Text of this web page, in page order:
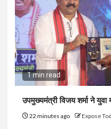
1 min read
उपमुख्यमंत्री विजय शर्मा ने युवा
22 minutes ago Expose